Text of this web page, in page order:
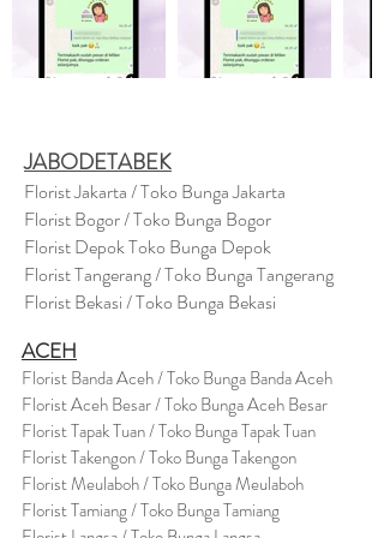
JABODETABEK
Florist Jakarta / Toko Bunga Jakarta
Florist Bogor / Toko Bunga Bogor
Florist Depok Toko Bunga Depok
Florist Tangerang / Toko Bunga Tangerang
Florist Bekasi / Toko Bunga Bekasi
ACEH
Florist Banda Aceh / Toko Bunga Banda Aceh
Florist Aceh Besar / Toko Bunga Aceh Besar
Florist Tapak Tuan / Toko Bunga Tapak Tuan
Florist Takengon / Toko Bunga Takengon
Florist Meulaboh / Toko Bunga Meulaboh
Florist Tamiang / Toko Bunga Tamiang